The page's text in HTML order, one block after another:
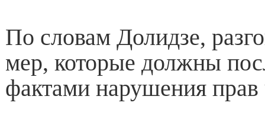
По словам Долидзе,
мер, которые должны
фактами нарушения прав